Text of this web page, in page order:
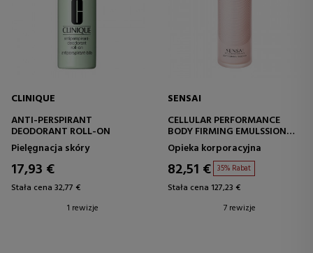
CLINIQUE
ANTI-PERSPIRANT
DEODORANT ROLL-ON
Pielęgnacja skóry
17,93 €
Stała cena 32,77 €
1 rewizje
SENSAI
CELLULAR PERFORMANCE
BODY FIRMING EMULSSION
UJĘDRNIAJĄCY ZABIEG NA
CIAŁO
Opieka korporacyjna
82,51 € 35% Rabat
Stała cena 127,23 €
7 rewizje